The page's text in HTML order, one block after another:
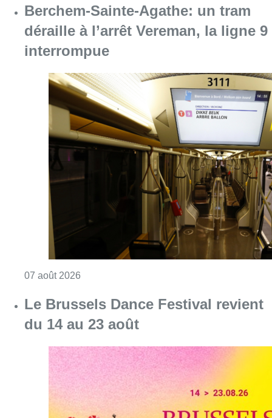
Berchem-Sainte-Agathe: un tram
déraille à l’arrêt Vereman, la ligne 9
interrompue
07 août 2026
Le Brussels Dance Festival revient
du 14 au 23 août